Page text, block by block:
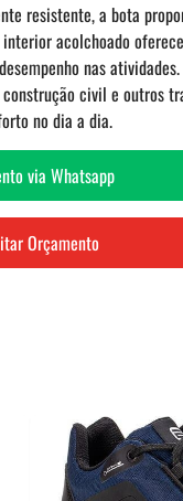
resistente, a bota
acolchoado
nas
civil e outros
no dia a dia.
via Whatsapp
Orçamento